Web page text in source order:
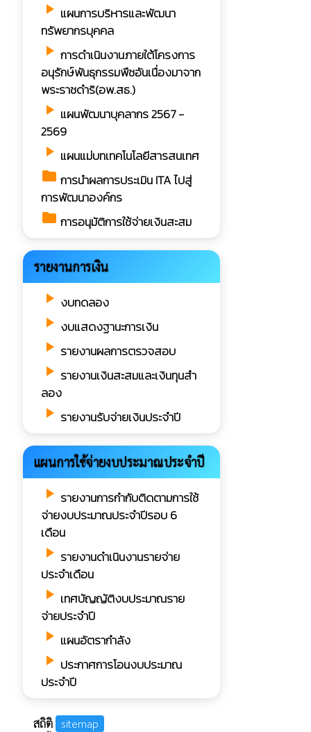
play_arrow แผนการบริหารและพัฒนา
ทรัพยากรบุคคล
play_arrow การดำเนินงานภายใต้โครงการ
อนุรักษ์พันธุกรรมพืชอันเนื่องมาจาก
พระราชดำริ(อพ.สธ.)
play_arrow แผนพัฒนาบุคลากร 2567 -
2569
play_arrow แผนแม่บทเทคโนโลยีสารสนเทศ
folder การนำผลการประเมิน ITA ไปสู่
การพัฒนาองค์กร
folder การอนุมัติการใช้จ่ายเงินสะสม
รายงานการเงิน
play_arrow งบทดลอง
play_arrow งบแสดงฐานะการเงิน
play_arrow รายงานผลการตรวจสอบ
play_arrow รายงานเงินสะสมและเงินทุนสำ
ลอง
play_arrow รายงานรับจ่ายเงินประจำปี
แผนการใช้จ่ายงบประมาณประจำปี
play_arrow รายงานการกํากับติดตามการใช้
จ่ายงบประมาณประจำปีรอบ 6
เดือน
play_arrow รายงานดำเนินงานรายจ่าย
ประจำเดือน
play_arrow เทศบัญญัติงบประมาณราย
จ่ายประจำปี
play_arrow แผนอัตรากำลัง
play_arrow ประกาศการโอนงบประมาณ
ประจำปี
สถิติ sitemap